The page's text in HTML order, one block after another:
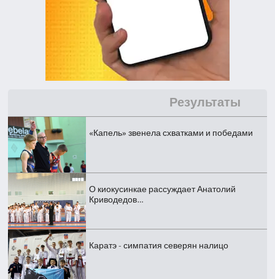
Результаты
«Капель» звенела схватками и победами
О киокусинкае рассуждает Анатолий
Криводедов…
Каратэ - симпатия северян налицо